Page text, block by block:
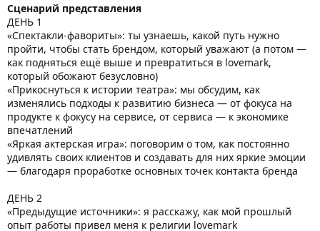
Сценарий представления
ДЕНЬ 1
«Спектакли-фавориты»: ты узнаешь, какой путь нужно
пройти, чтобы стать брендом, который уважают (а потом —
как подняться ещё выше и превратиться в lovemark,
который обожают безусловно)
«Прикоснуться к истории театра»: мы обсудим, как
изменялись подходы к развитию бизнеса — от фокуса на
продукте к фокусу на сервисе, от сервиса — к экономике
впечатлений
«Яркая актерская игра»: поговорим о том, как постоянно
удивлять своих клиентов и создавать для них яркие эмоции
— благодаря проработке основных точек контакта бренда
ДЕНЬ 2
«Предыдущие источники»: я расскажу, как мой прошлый
опыт работы привел меня к религии lovemark